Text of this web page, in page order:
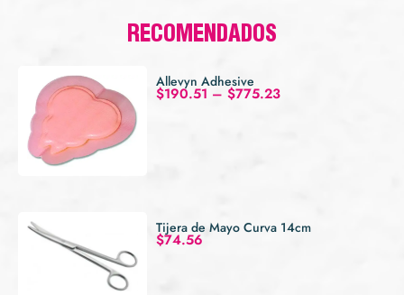
RECOMENDADOS
Allevyn Adhesive
$190.51 – $775.23
Tijera de Mayo Curva 14cm
$74.56